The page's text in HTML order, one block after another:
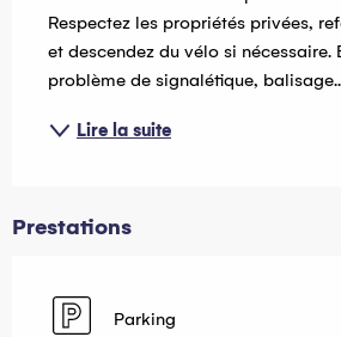
Respectez les propriétés privées,
et descendez du vélo si nécessaire.
problème de signalétique,
Lire la suite
Prestations
Parking